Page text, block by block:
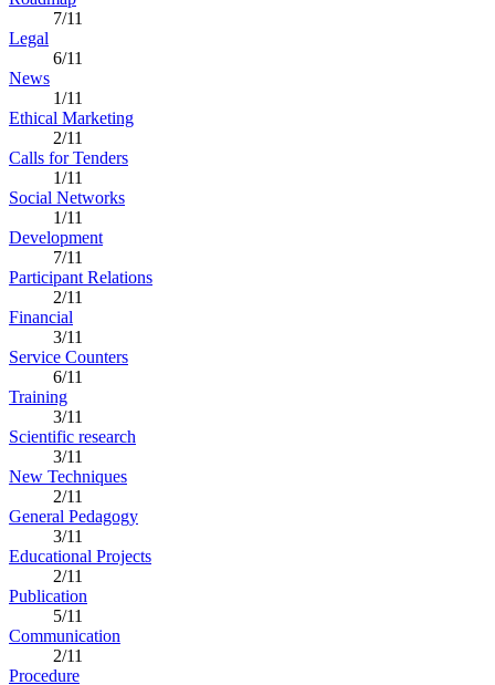
7/11
Legal
6/11
News
1/11
Ethical Marketing
2/11
Calls for Tenders
1/11
Social Networks
1/11
Development
7/11
Participant Relations
2/11
Financial
3/11
Service Counters
6/11
Training
3/11
Scientific research
3/11
New Techniques
2/11
General Pedagogy
3/11
Educational Projects
2/11
Publication
5/11
Communication
2/11
Procedure